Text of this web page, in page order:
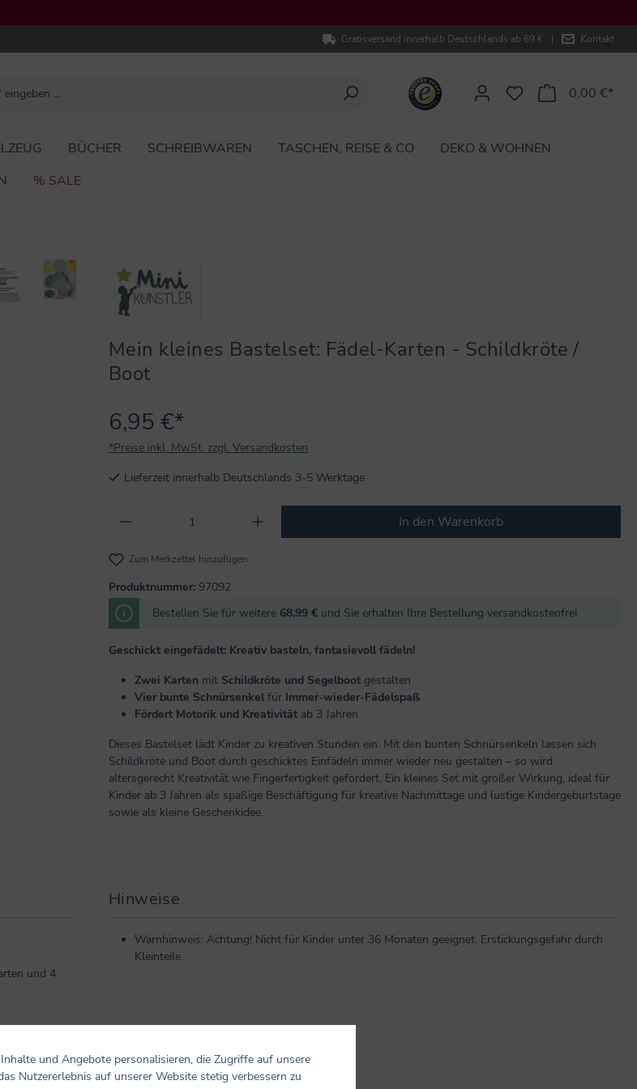
Gratisversand innerhalb Deutschlands ab 69 € | Kontakt
0,00 €*
BÜCHER SCHREIBWAREN TASCHEN, REISE & CO
DEKO & WOHNEN
% SALE
Mein kleines Bastelset: Fädel-Karten - Schildkröte /
Boot
6,95 €*
*Preise inkl. MwSt. zzgl. Versandkosten
Lieferzeit innerhalb Deutschlands 3-5 Werktage
Produkt Anzahl: Gib den gewünschten Wert ein oder
In den Warenkorb
Zum Merkzettel hinzufügen
Produktnummer: 97092
Bestellen Sie für weitere 68,99 € und Sie erhalten Ihre Bestellung versandkostenfrei.
Geschickt eingefädelt: Kreativ basteln, fantasievoll fädeln!
Zwei Karten mit Schildkröte und Segelboot gestalten
Vier bunte Schnürsenkel für Immer-wieder-Fädelspaß
Fördert Motorik und Kreativität ab 3 Jahren
Dieses Bastelset lädt Kinder zu kreativen Stunden ein. Mit den bunten Schnürsenkeln lassen sich
Schildkröte und Boot durch geschicktes Einfädeln immer wieder neu gestalten – so wird
altersgerecht Kreativität wie Fingerfertigkeit gefördert. Ein kleines Set mit großer Wirkung, ideal für
Kinder ab 3 Jahren als spaßige Beschäftigung für kreative Nachmittage und lustige Kindergeburtstage
sowie als kleine Geschenkidee.
und 4
Hinweise
Warnhinweis: Achtung! Nicht für Kinder unter 36 Monaten geeignet. Erstickungsgefahr durch
Kleinteile.
und Angebote personalisieren, die Zugriffe auf unsere
Nutzererlebnis auf unserer Website stetig verbessern zu